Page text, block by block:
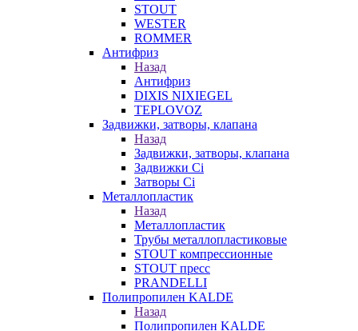
STOUT
WESTER
ROMMER
Антифриз
Назад
Антифриз
DIXIS NIXIEGEL
TEPLOVOZ
Задвижки, затворы, клапана
Назад
Задвижки, затворы, клапана
Задвижки Ci
Затворы Ci
Металлопластик
Назад
Металлопластик
Трубы металлопластиковые
STOUT компрессионные
STOUT пресс
PRANDELLI
Полипропилен KALDE
Назад
Полипропилен KALDE